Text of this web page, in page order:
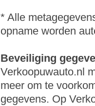
* Alle
opname worden
Beveiliging
Verkoopuwauto.nl
meer om te
gegevens. Op